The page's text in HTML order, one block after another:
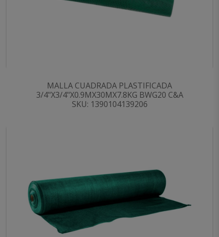
MALLA CUADRADA PLASTIFICADA
3/4"X3/4"X0.9MX30MX7.8KG BWG20 C&A
SKU: 1390104139206